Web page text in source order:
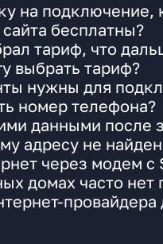
на подключение,
бесплатны?
тариф, что
выбрать тариф?
нужны для
номер телефона?
данными после
адресу не
через модем с
домах часто нет
провайдера